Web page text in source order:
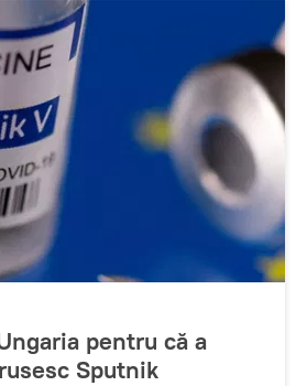
pentru că a
Sputnik